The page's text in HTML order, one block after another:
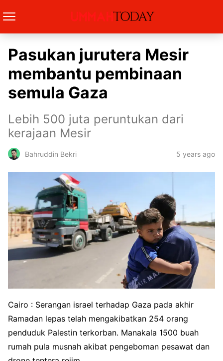
Pasukan jurutera Mesir
membantu pembinaan
semula Gaza
Lebih 500 juta peruntukan dari
kerajaan Mesir
Bahruddin Bekri 5 years ago
Cairo : Serangan israel terhadap Gaza pada akhir
Ramadan lepas telah mengakibatkan 254 orang
penduduk Palestin terkorban. Manakala 1500 buah
rumah pula musnah akibat pengeboman pesawat dan